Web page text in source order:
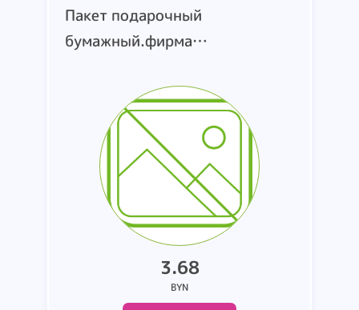
Пакет подарочный
бумажный.фирма
см.изготовитель Китай.дата
изготовления 07.2025.срок
годности не ограничен.на
этикетке надпись MC-7284.на
пакете надпись For You. цвет
золотисто-серый (5).сине-
золотистый (5).красно-
золотистый (5)...
3.68
BYN